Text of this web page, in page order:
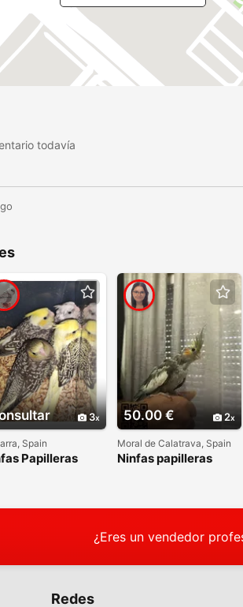
todavía
3
Spain
Papilleras
50.00 € 2
Moral de Calatrava, Spain
Ninfas papilleras
¿Eres un vendedor
Redes